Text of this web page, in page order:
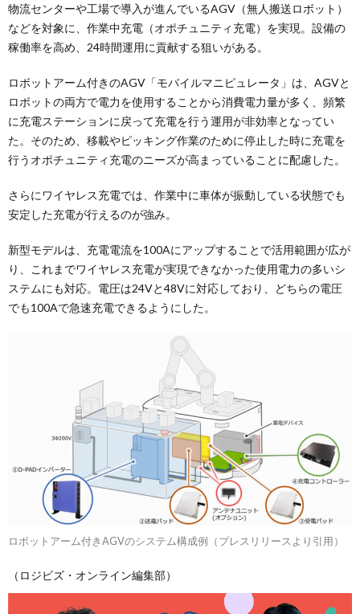
物流センターや工場で導入が進んでいるAGV（無人搬送ロボット）
などを対象に、作業中充電（オポチュニティ充電）を実現。設備の
稼働率を高め、24時間運用に貢献する狙いがある。
ロボットアーム付きのAGV「モバイルマニピュレータ」は、AGVと
ロボットの両方で電力を使用することから消費電力量が多く、頻繁
に充電ステーションに戻って充電を行う運用が非効率となってい
た。そのため、移載やピッキング作業のために停止した時に充電を
行うオポチュニティ充電のニーズが高まっていることに配慮した。
さらにワイヤレス充電では、作業中に車体が振動している状態でも
安定した充電が行えるのが強み。
新型モデルは、充電電流を100Aにアップすることで活用範囲が広が
り、これまでワイヤレス充電が実現できなかった使用電力の多いシ
ステムにも対応。電圧は24Vと48Vに対応しており、どちらの電圧
でも100Aで急速充電できるようにした。
ロボットアーム付きAGVのシステム構成例（プレスリリースより引用）
（ロジビズ・オンライン編集部）